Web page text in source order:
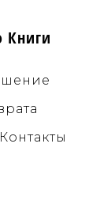
Контакты